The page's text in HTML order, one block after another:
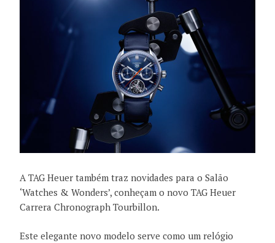
A TAG Heuer também traz novidades para o Salão
‘Watches & Wonders’, conheçam o novo TAG Heuer
Carrera Chronograph Tourbillon.
Este elegante novo modelo serve como um relógio